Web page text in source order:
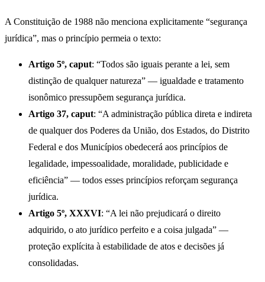
A Constituição de 1988 não menciona explicitamente “segurança
jurídica”, mas o princípio permeia o texto:
Artigo 5º, caput: “Todos são iguais perante a lei, sem
distinção de qualquer natureza” — igualdade e tratamento
isonômico pressupõem segurança jurídica.
Artigo 37, caput: “A administração pública direta e indireta
de qualquer dos Poderes da União, dos Estados, do Distrito
Federal e dos Municípios obedecerá aos princípios de
legalidade, impessoalidade, moralidade, publicidade e
eficiência” — todos esses princípios reforçam segurança
jurídica.
Artigo 5º, XXXVI: “A lei não prejudicará o direito
adquirido, o ato jurídico perfeito e a coisa julgada” —
proteção explícita à estabilidade de atos e decisões já
consolidadas.